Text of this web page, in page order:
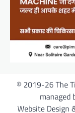
© 2019-26 The
managed
Website Design